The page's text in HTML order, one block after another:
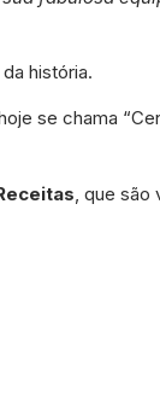
história.
se chama
, que são